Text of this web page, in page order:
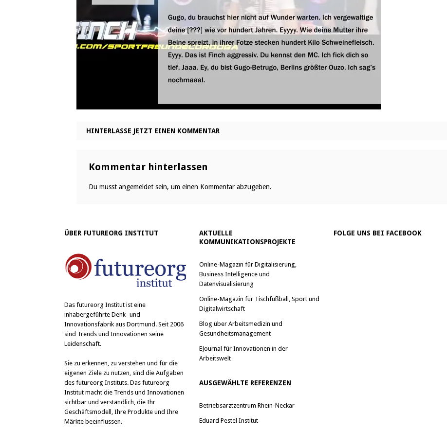
HINTERLASSE JETZT EINEN KOMMENTAR
Kommentar hinterlassen
Du musst angemeldet sein, um einen Kommentar abzugeben.
ÜBER FUTUREORG INSTITUT
Das futureorg Institut ist eine
inhabergeführte Denk- und
Innovationsfabrik aus Dortmund. Seit 2006
sind Trends und Innovationen seine
Leidenschaft.
Sie zu erkennen, zu verstehen und für die
eigenen Ziele zu nutzen, sind die Aufgaben
des futureorg Instituts. Das futureorg
Institut macht die Trends und Innovationen
sichtbar und verständlich, die Ihr
Geschäftsmodell, Ihre Produkte und Ihre
Märkte beeinflussen.
AKTUELLE
KOMMUNIKATIONSPROJEKTE
Online-Magazin für Digitalisierung,
Business Intelligence und
Datenvisualisierung
Online-Magazin für Tischfußball, Sport und
Digitalwirtschaft
Blog über Arbeitsmedizin und
Gesundheitsmanagement
EJournal für Innovationen in der
Arbeitswelt
AUSGEWÄHLTE REFERENZEN
Betriebsarztzentrum Rhein-Neckar
Eduard Pestel Institut
FOLGE UNS BEI FACEBOOK